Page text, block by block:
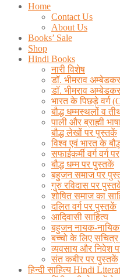
Home
Contact Us
About Us
Books’ Sale
Shop
Hindi Books
नारी विशेष
डॉ. भीमराव
डॉ. भीमराव
भारत के पिछड़े वर्ग
बौद्ध धम्मस्थलों व
पाली और ब्राह्मी
बौद्ध लेखों पर पुस्तकें
विश्व एवं भारत के
सफाईकर्मी वर्ग वर्ग पर
बौद्ध धम्म पर पुस्तकें
बहुजन समाज पर
गुरु रविदास पर
शोषित समाज का
दलित वर्ग पर पुस्तकें
आदिवासी साहित्य
बहुजन नायक-
बच्चो के लिए सचित्र
व्यवसाय और निवेश
संत कबीर पर पुस्तकें
हिन्दी साहित्य Hindi